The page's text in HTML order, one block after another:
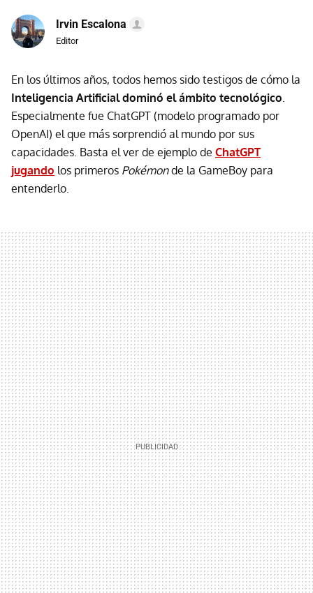
Irvin Escalona
Editor
En los últimos años, todos hemos sido testigos de cómo la
Inteligencia Artificial dominó el ámbito tecnológico.
Especialmente fue ChatGPT (modelo programado por
OpenAI) el que más sorprendió al mundo por sus
capacidades. Basta el ver de ejemplo de ChatGPT
jugando los primeros Pokémonde la GameBoy para
entenderlo.